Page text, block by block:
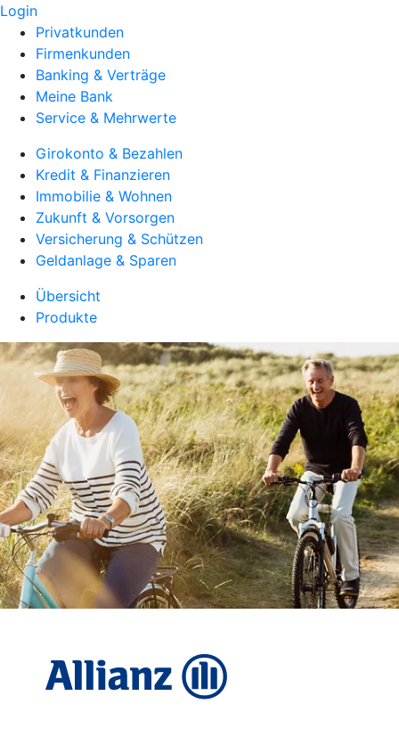
Login
Privatkunden
Firmenkunden
Banking & Verträge
Meine Bank
Service & Mehrwerte
Girokonto & Bezahlen
Kredit & Finanzieren
Immobilie & Wohnen
Zukunft & Vorsorgen
Versicherung & Schützen
Geldanlage & Sparen
Übersicht
Produkte